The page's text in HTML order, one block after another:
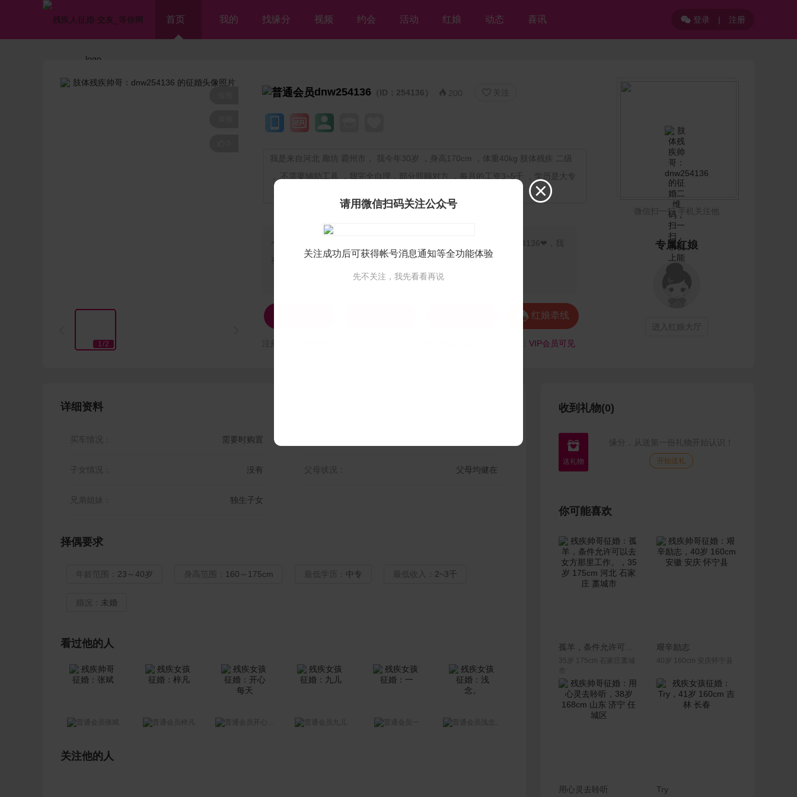
首页 我的 找缘分 视频 约会 活动 红娘 动态 喜讯 登录 | 注册
1/2
dnw254136 （ID：254136）  200  关注
我是来自河北 廊坊 霸州市， 我今年30岁 ，身高170cm ，体重40kg 肢体残疾 二级
， 不需要辅助工具 ，我完全自理，部分照顾对方 ，每月的工资3~5千 ，学历是大专
个人独白：
我是残疾人征婚【等你网】的肢体残疾帅哥会员❤dnw254136❤，我
在这里等你，但愿不离不弃💘
 红娘牵线
VIP会员可见
微信扫一扫 手机关注他
专属红娘
进入红娘大厅
详细资料
买车情况： 需要时购置
子女情况： 没有 父母状况： 父母均健在
兄弟姐妹： 独生子女
择偶要求
年龄范围： 23～40岁 身高范围： 160～175cm 最低学历： 中专 最低收入： 2~3千
婚况： 未婚
看过他的人
张斌 开心每天 九儿
关注他的人
收到礼物(0)
 缘分，从送第一份礼物开始认识！
开始送礼
你可能喜欢
联系Ta
35岁 175cm 石家庄藁城
联系Ta
艰辛励志
40岁 160cm 安庆怀宁县
联系Ta
用心灵去聆听 Try

请用微信扫码关注公众号
关注成功后可获得帐号消息通知等全功能体验
先不关注，我先看看再说